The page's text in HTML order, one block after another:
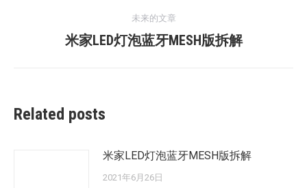
的
文
未来的文章
未
米家LED灯泡蓝牙MESH版拆解
Related posts
米家LED灯泡蓝牙MESH版拆解
2021年6月26日